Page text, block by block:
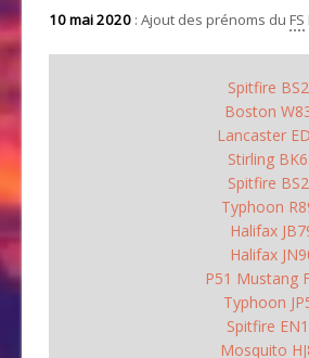
10 mai 2020 : Ajout des prénoms du FS
Spitfire
Boston
Lancaster
Stirling
Spitfire
Typhoon
Halifax
Halifax
P51 Mustang
Typhoon
Spitfire
Mosquito